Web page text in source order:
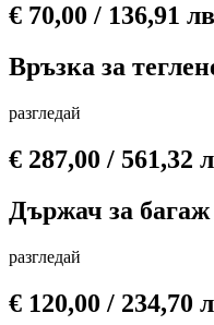
€ 70,00 / 136,91
Връзка за
разгледай
€ 287,00 / 561,32
Държач за
разгледай
€ 120,00 / 234,70